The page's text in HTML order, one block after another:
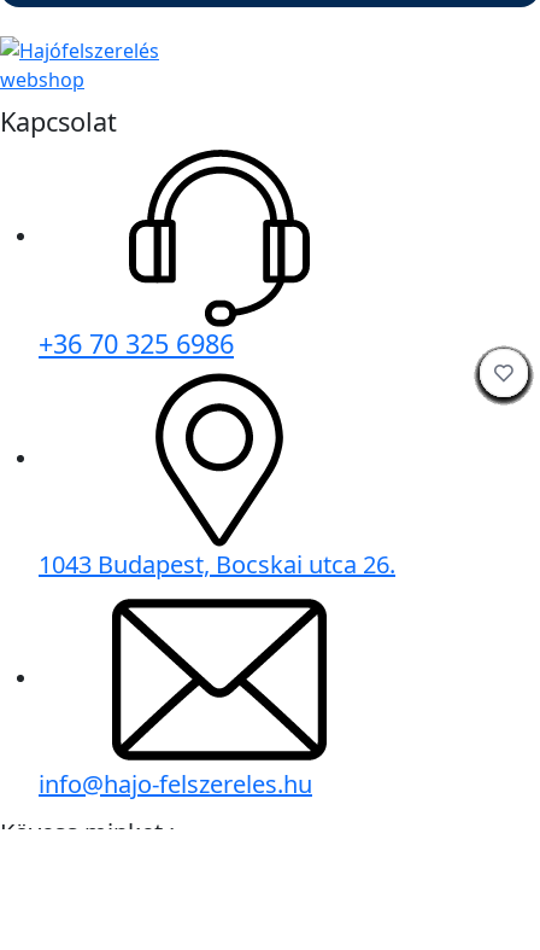
Kapcsolat
+36 70 325 6986
1043 Budapest, Bocskai utca 26.
info@hajo-felszereles.hu
Kövess minket :